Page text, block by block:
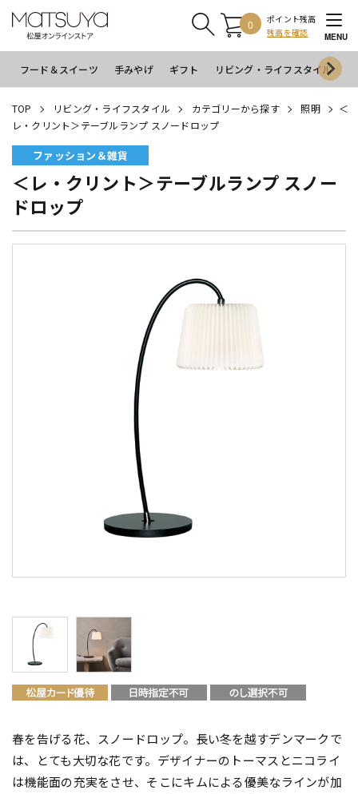
0
ポイント残高
残高を確認
MENU
フード＆スイーツ 手みやげ ギフト リビング・ライフスタイル
TOP リビング・ライフスタイル カテゴリーから探す 照明
＜
レ・クリント＞テーブルランプ スノードロップ
ファッション＆雑貨
＜レ・クリント＞テーブルランプ スノー
ドロップ
春を告げる花、スノードロップ。長い冬を越すデンマークで
は、とても大切な花です。デザイナーのトーマスとニコライ
は機能面の充実をさせ、そこにキムによる優美なラインが加